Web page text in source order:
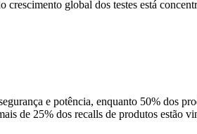
global dos testes está
e potência, enquanto 50% dos
de 25% dos recalls de produtos estão